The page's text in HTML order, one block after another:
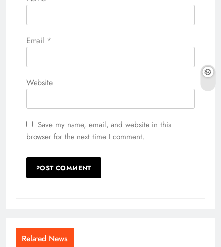
Email *
Website
Save my name, email, and website in this
browser for the next time I comment.
Related News